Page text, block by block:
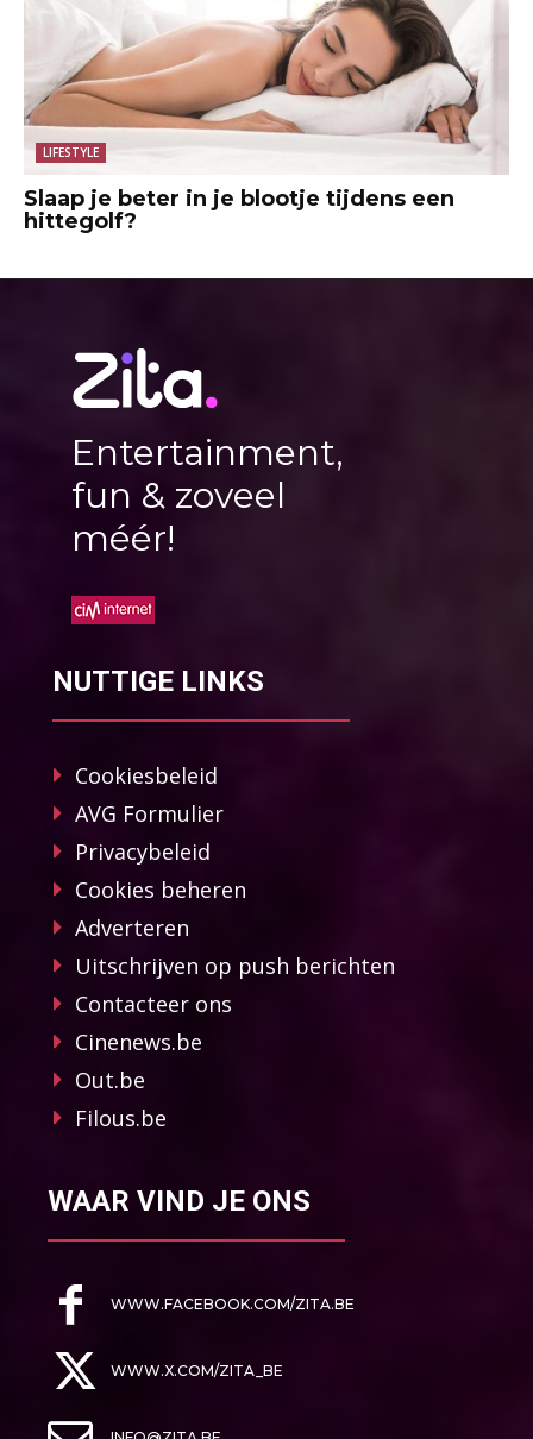
LIFESTYLE
Slaap je beter in je blootje tijdens een
hittegolf?
Entertainment,
fun & zoveel
méér!
NUTTIGE LINKS
Cookiesbeleid
AVG Formulier
Privacybeleid
Cookies beheren
Adverteren
Uitschrijven op push berichten
Contacteer ons
Cinenews.be
Out.be
Filous.be
WAAR VIND JE ONS
WWW.FACEBOOK.COM/ZITA.BE
WWW.X.COM/ZITA_BE